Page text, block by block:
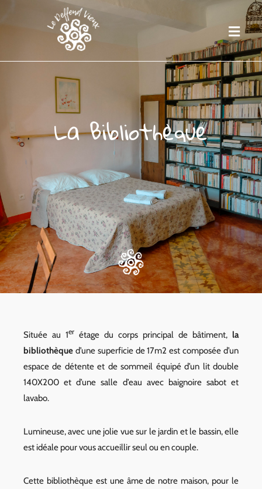
La Bibliothèque
Située au 1er étage du corps principal de bâtiment, la
bibliothèque d’une superficie de 17m2 est composée d’un
espace de détente et de sommeil équipé d’un lit double
140X200 et d’une salle d’eau avec baignoire sabot et
lavabo.
Lumineuse, avec une jolie vue sur le jardin et le bassin, elle
est idéale pour vous accueillir seul ou en couple.
Cette bibliothèque est une âme de notre maison, pour le